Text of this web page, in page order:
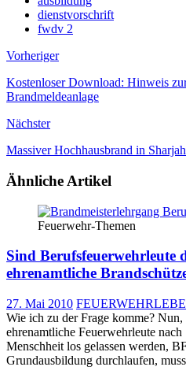
dienstvorschrift
fwdv 2
Vorheriger
Kostenloser Download: Hinweis
Brandmeldeanlage
Nächster
Massiver Hochhausbrand in
Ähnliche Artikel
Feuerwehr-Themen
Sind Berufsfeuerwehrleute
ehrenamtliche
27. Mai 2010
Wie ich zu der Frage komme? Nun,
ehrenamtliche Feuerwehrleute
Menschheit los gelassen werden,
Grundausbildung durchlaufen,